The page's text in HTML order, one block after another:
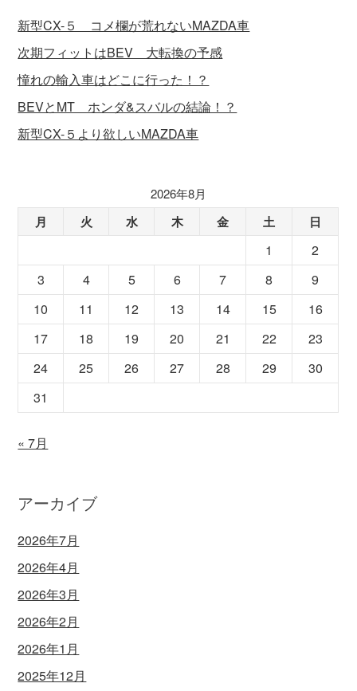
新型CX-５ コメ欄が荒れないMAZDA車
次期フィットはBEV 大転換の予感
憧れの輸入車はどこに行った！？
BEVとMT ホンダ&スバルの結論！？
新型CX-５より欲しいMAZDA車
2026年8月
月 火 水 木 金 土 日
1
2
3
4 5 6 7 8
9
10
11 12 13 14 15
16
17
18 19 20 21 22
23
24
25 26 27 28 29
30
31
« 7月
アーカイブ
2026年7月
2026年4月
2026年3月
2026年2月
2026年1月
2025年12月